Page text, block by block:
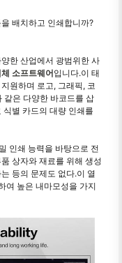
배치하고 인쇄합니까?
한 산업에서 광범위한 사
소프트웨어입니다.이 태
원하며 로고, 그래픽, 코
같은 다양한 바코드를 삽
별 카드의 대량 인쇄를
인쇄 능력을 바탕으로 전
상자와 재료를 위해 생성
등의 문제도 없다.이 열
여 높은 내마모성을 가지